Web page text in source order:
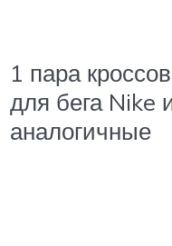
1 пара
для бега Nike
аналогичные